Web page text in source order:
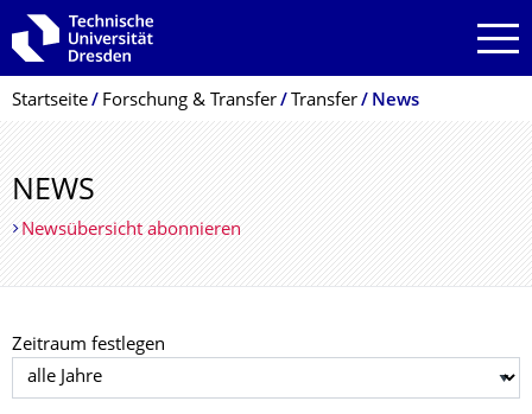
Zur Hauptnavigation springen
Zur Suche springen
Zum Inhalt springen
Breadcrumb-Menü
Startseite Forschung & Transfer Transfer News
NEWS
Newsübersicht abonnieren
Zeitraum festlegen
Jahr auswählen